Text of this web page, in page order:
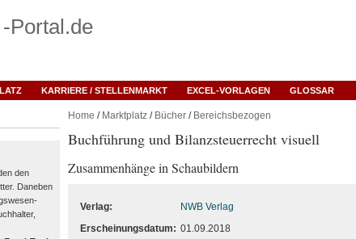
-Portal.de
KARRIERE / STELLENMARKT EXCEL-VORLAGEN GLOSSAR
Home / Marktplatz/ Bücher/ Bereichsbezogen
Buchführung und Bilanzsteuerrecht visuell
Zusammenhänge in Schaubildern
Verlag:
NWB Verlag
Erscheinungsdatum: 01.09.2018
den
Daneben